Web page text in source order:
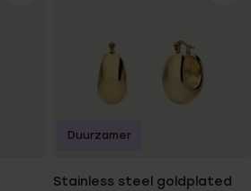
Stainless steel goldplated
Duurzamer